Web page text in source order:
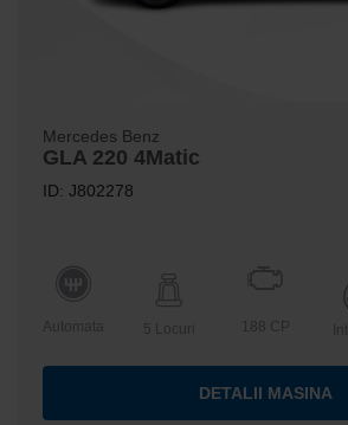
Mercedes Benz
GLA 220 4Matic
ID: J802278
Automata 5 Locuri 188 CP
DETALII MASINA